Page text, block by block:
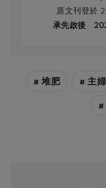
原文刊登於
承先啟後
# 堆肥 # 主
#